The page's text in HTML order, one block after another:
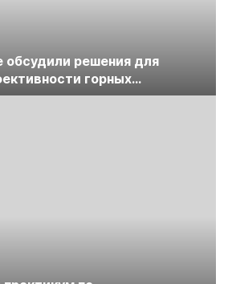
обсудили решения для
горных